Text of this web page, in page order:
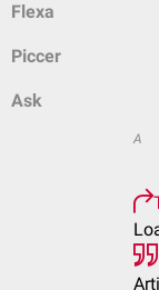
Flexa
Piccer
Ask
A